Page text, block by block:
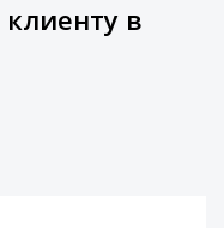
клиенту в